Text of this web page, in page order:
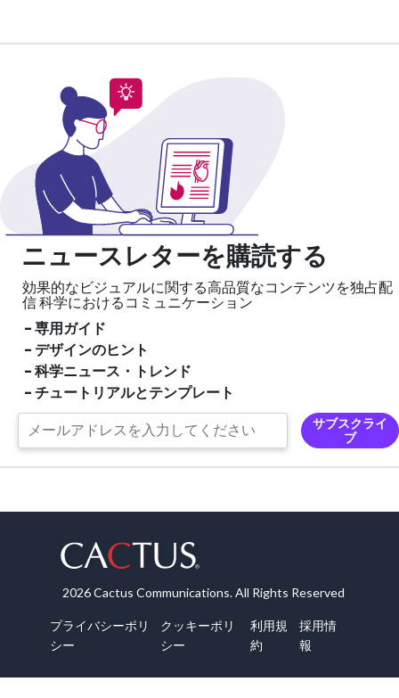
ニュースレターを購読する
効果的なビジュアルに関する高品質なコンテンツを独占配
信科学におけるコミュニケーション
- 専用ガイド
- デザインのヒント
- 科学ニュース・トレンド
- チュートリアルとテンプレート
サブスクライ
ブ
2026 Cactus Communications. All Rights Reserved
プライバシーポリ
シー
クッキーポリ
シー
利用規
約
採用情
報